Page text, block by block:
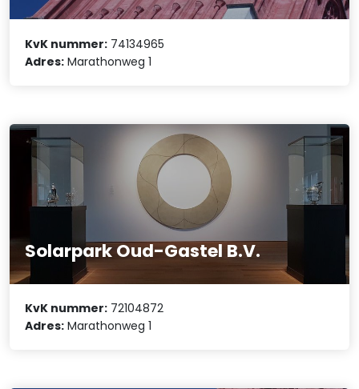
KvK nummer: 74134965
Adres: Marathonweg 1
Solarpark Oud-Gastel B.V.
KvK nummer: 72104872
Adres: Marathonweg 1